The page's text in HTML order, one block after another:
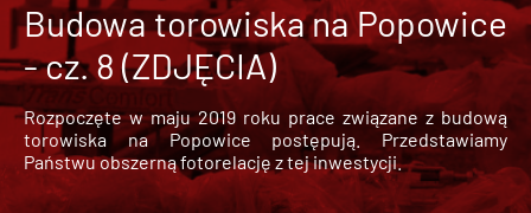
Budowa torowiska na Popowice
- cz. 8 (ZDJĘCIA)
Rozpoczęte w maju 2019 roku prace związane z budową
torowiska na Popowice
postępują. Przedstawiamy
Państwu obszerną fotorelację z tej inwestycji.